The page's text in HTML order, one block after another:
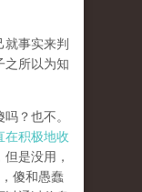
事实来判
之所以为知
？也不。
在积极地收
但是没用，
傻和愚蠢